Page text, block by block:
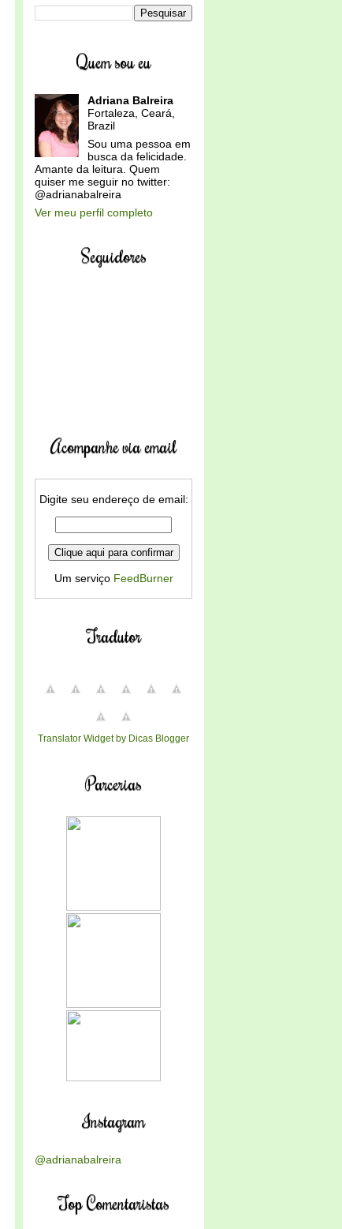
Quem sou eu
Adriana Balreira
Fortaleza, Ceará,
Brazil
Sou uma pessoa em
busca da felicidade.
Amante da leitura. Quem
quiser me seguir no twitter:
@adrianabalreira
Ver meu perfil completo
Seguidores
Acompanhe via email
Digite seu endereço de email:
Um serviço FeedBurner
Tradutor
Translator Widget by Dicas Blogger
Parcerias
Instagram
@adrianabalreira
Top Comentaristas